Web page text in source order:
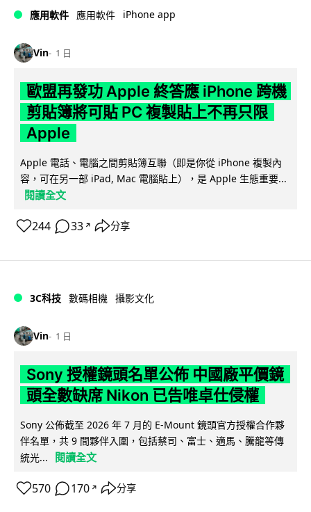
應用軟件 應用軟件 iPhone app
Vin 1 日
歐盟再發功 Apple 終答應 iPhone 跨機
剪貼簿將可貼 PC 複製貼上不再只限
Apple
Apple 電話、電腦之間剪貼簿互聯（即是你從 iPhone 複製內
容，可在另一部 iPad, Mac 電腦貼上），是 Apple 生態重要...
閱讀全文
244 33 ↗ 分享
3C科技 數碼相機 攝影文化
Vin 1 日
Sony 授權鏡頭名單公佈 中國廠平價鏡
頭全數缺席 Nikon 已告唯卓仕侵權
Sony 公佈截至 2026 年 7 月的 E-Mount 鏡頭官方授權合作夥
伴名單，共 9 間夥伴入圍，包括蔡司、富士、適馬、騰龍等傳
統光...
閱讀全文
570 170 ↗ 分享